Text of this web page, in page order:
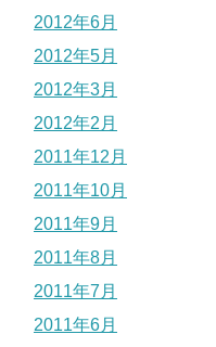
2012年6月
2012年5月
2012年3月
2012年2月
2011年12月
2011年10月
2011年9月
2011年8月
2011年7月
2011年6月